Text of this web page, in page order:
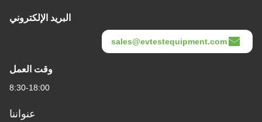
البريد الإلكتروني
sales@evtestequipment.com
وقت العمل
8:30-18:00
عنواننا